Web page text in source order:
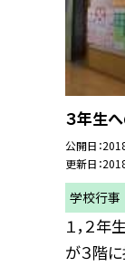
３年生
公開日
更新日
学校行事
１，２
が３階